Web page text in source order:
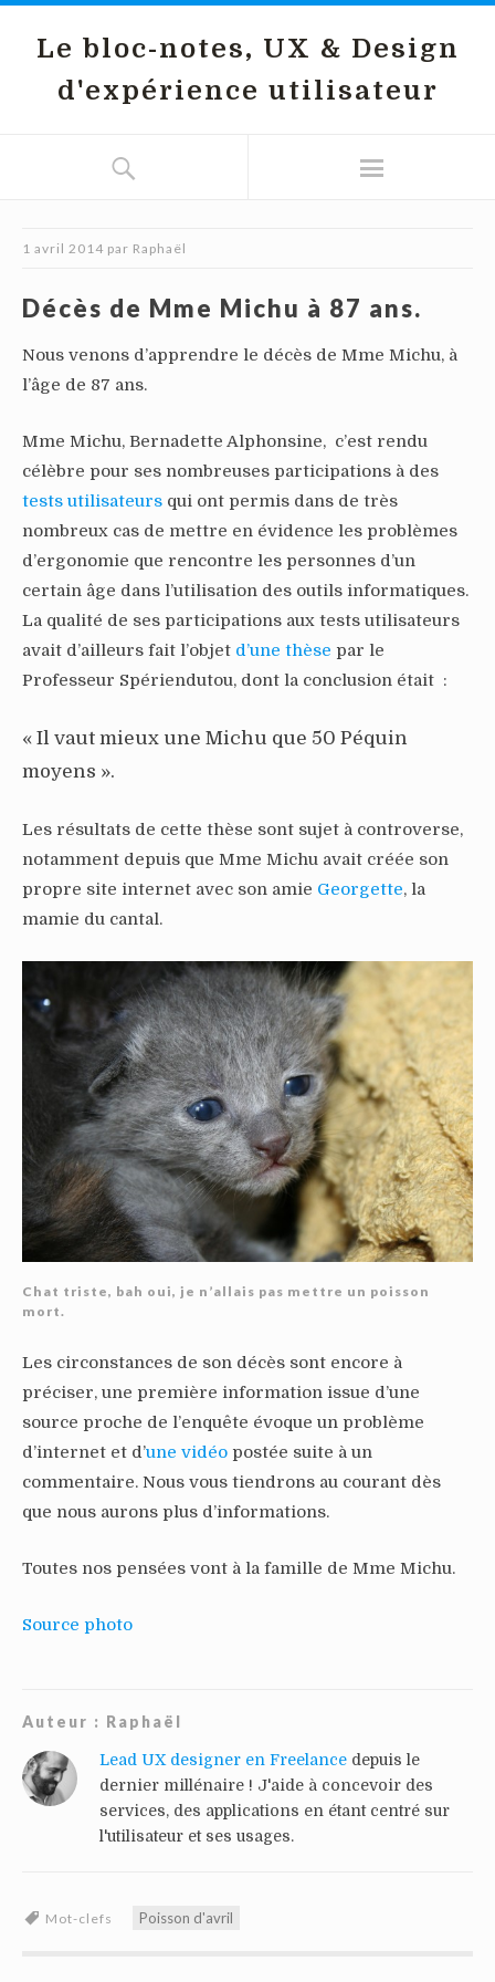
Le bloc-notes, UX & Design
d'expérience utilisateur
1 avril 2014 par Raphaël
Décès de Mme Michu à 87 ans.
Nous venons d’apprendre le décès de Mme Michu, à
l’âge de 87 ans.
Mme Michu, Bernadette Alphonsine, c’est rendu
célèbre pour ses nombreuses participations à des
tests utilisateurs qui ont permis dans de très
nombreux cas de mettre en évidence les problèmes
d’ergonomie que rencontre les personnes d’un
certain âge dans l’utilisation des outils informatiques.
La qualité de ses participations aux tests utilisateurs
avait d’ailleurs fait l’objet d’une thèse par le
Professeur Spériendutou, dont la conclusion était :
« Il vaut mieux une Michu que 50 Péquin
moyens ».
Les résultats de cette thèse sont sujet à controverse,
notamment depuis que Mme Michu avait créée son
propre site internet avec son amie Georgette, la
mamie du cantal.
Chat triste, bah oui, je n’allais pas mettre un poisson
mort.
Les circonstances de son décès sont encore à
préciser, une première information issue d’une
source proche de l’enquête évoque un problème
d’internet et d’une vidéo postée suite à un
commentaire. Nous vous tiendrons au courant dès
que nous aurons plus d’informations.
Toutes nos pensées vont à la famille de Mme Michu.
Source photo
Auteur : Raphaël
Lead UX designer en Freelance depuis le
dernier millénaire ! J'aide à concevoir des
services, des applications en étant centré sur
l'utilisateur et ses usages.
Mot-clefs Poisson d'avril